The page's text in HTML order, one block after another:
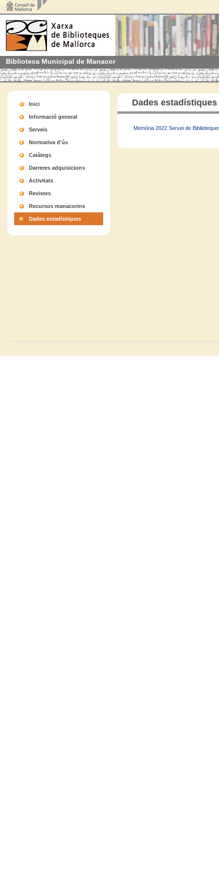
Biblioteca Municipal de Manacor
Inici
Informació general
Serveis
Normativa d'ús
Catàlegs
Darreres adquisicions
Activitats
Revistes
Recursos manacorins
Dades estadístiques
Dades estadístiques
Memòria 2022 Servei de